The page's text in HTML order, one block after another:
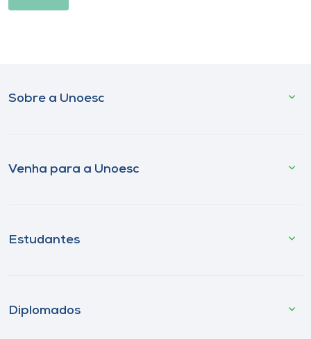
Sobre a Unoesc
Venha para a Unoesc
Estudantes
Diplomados